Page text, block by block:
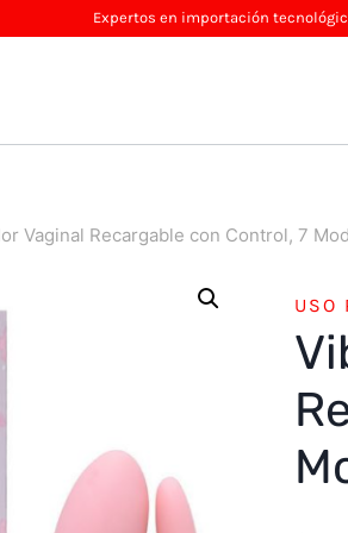
Expertos en importación
Vaginal Recargable con Control, 7
USO